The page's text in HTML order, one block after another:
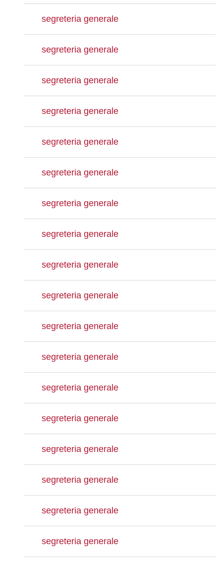
segreteria generale
segreteria generale
segreteria generale
segreteria generale
segreteria generale
segreteria generale
segreteria generale
segreteria generale
segreteria generale
segreteria generale
segreteria generale
segreteria generale
segreteria generale
segreteria generale
segreteria generale
segreteria generale
segreteria generale
segreteria generale